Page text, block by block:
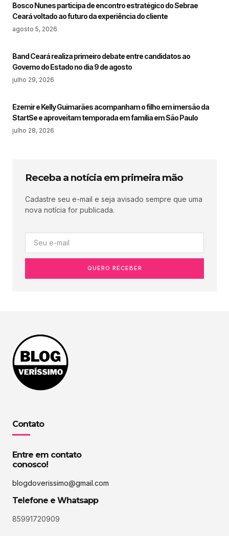
Bosco Nunes participa de encontro estratégico do Sebrae
Ceará voltado ao futuro da experiência do cliente
agosto 5, 2026
Band Ceará realiza primeiro debate entre candidatos ao
Governo do Estado no dia 9 de agosto
julho 29, 2026
Ezemir e Kelly Guimarães acompanham o filho em imersão da
StartSe e aproveitam temporada em família em São Paulo
julho 28, 2026
Receba a notícia em primeira mão
Cadastre seu e-mail e seja avisado sempre que uma
nova notícia for publicada.
QUERO RECEBER
Contato
Entre em contato
conosco!
blogdoverissimo@gmail.com
Telefone e Whatsapp
85991720909